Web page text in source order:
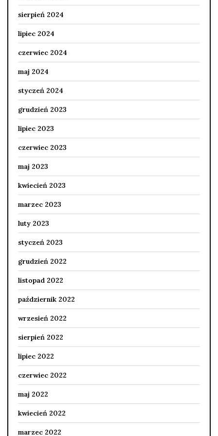
sierpień 2024
lipiec 2024
czerwiec 2024
maj 2024
styczeń 2024
grudzień 2023
lipiec 2023
czerwiec 2023
maj 2023
kwiecień 2023
marzec 2023
luty 2023
styczeń 2023
grudzień 2022
listopad 2022
październik 2022
wrzesień 2022
sierpień 2022
lipiec 2022
czerwiec 2022
maj 2022
kwiecień 2022
marzec 2022